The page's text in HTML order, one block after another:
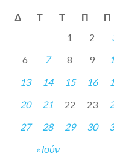
Δ Τ Τ Π Π
« Ιούν
1 2
6
7 8 9
13
14 15 16
20
21 22 23
27
28 29 30